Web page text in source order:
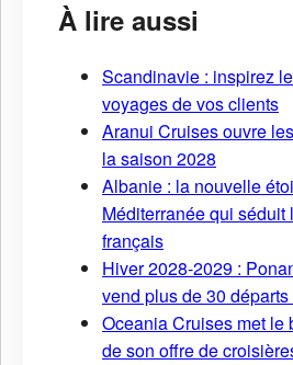
À lire aussi
Scandinavie : inspirez
voyages de vos clients
Aranui Cruises ouvre
la saison 2028
Albanie : la nouvelle
Méditerranée qui séduit
français
Hiver 2028-2029 :
vend plus de 30
Oceania Cruises met
de son offre de